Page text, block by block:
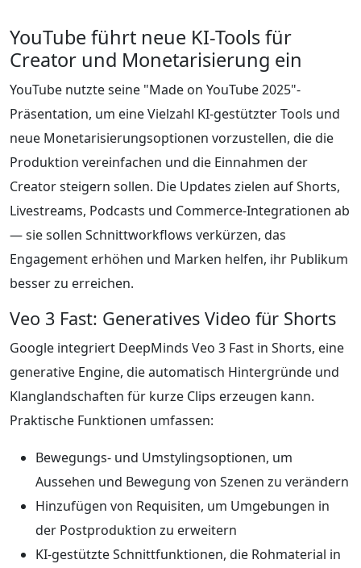
YouTube führt neue KI-Tools für
Creator und Monetarisierung ein
YouTube nutzte seine "Made on YouTube 2025"-
Präsentation, um eine Vielzahl KI-gestützter Tools und
neue Monetarisierungsoptionen vorzustellen, die die
Produktion vereinfachen und die Einnahmen der
Creator steigern sollen. Die Updates zielen auf Shorts,
Livestreams, Podcasts und Commerce-Integrationen ab
— sie sollen Schnittworkflows verkürzen, das
Engagement erhöhen und Marken helfen, ihr Publikum
besser zu erreichen.
Veo 3 Fast: Generatives Video für Shorts
Google integriert DeepMinds Veo 3 Fast in Shorts, eine
generative Engine, die automatisch Hintergründe und
Klanglandschaften für kurze Clips erzeugen kann.
Praktische Funktionen umfassen:
Bewegungs- und Umstylingsoptionen, um
Aussehen und Bewegung von Szenen zu verändern
Hinzufügen von Requisiten, um Umgebungen in
der Postproduktion zu erweitern
KI-gestützte Schnittfunktionen, die Rohmaterial in